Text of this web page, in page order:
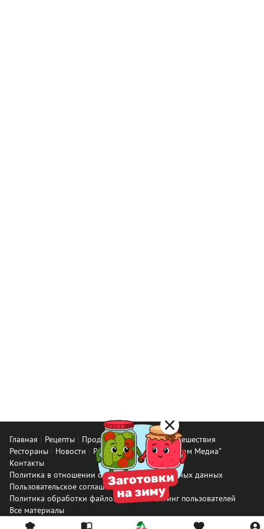
Главная Рецепты Продукты Здоровье
Путешествия
Рестораны
Новости
Реклама в ООО "Гастроном Медиа"
Контакты
Политика в отношении обработки персональных данных
Пользовательское соглашение
Политика обработки файлов cookie
Рейтинг пользователей
Все материалы